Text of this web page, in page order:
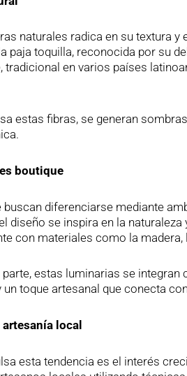
naturales radica en su textura
paja toquilla, reconocida por su
tradicional en varios países
estas fibras, se generan
boutique
buscan diferenciarse mediante
diseño se inspira en la
con materiales como la madera,
parte, estas luminarias se
toque artesanal que conecta
local
esta tendencia es el interés